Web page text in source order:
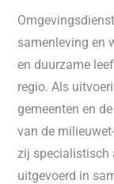
samenleving en
en duurzame
regio. Als
gemeenten en
van de
zij specialistisch
uitgevoerd in